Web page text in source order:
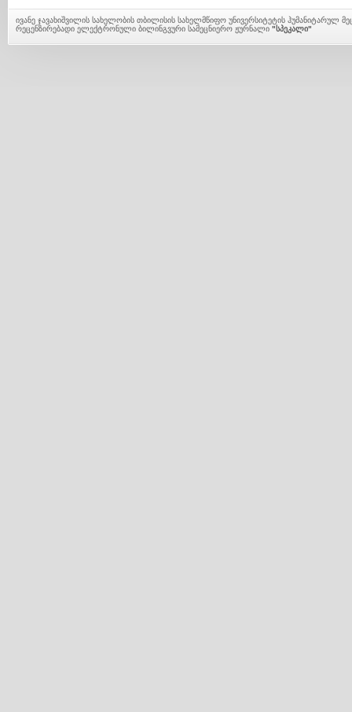
ივანე ჯავახიშვილის სახელობის თბილისის სახელმწიფო უნივერსიტეტის ჰუმანიტარულ
რეცენზირებადი ელექტრონული ბილინგვური სამეცნიერო ჟურნალი "სპეკალი"